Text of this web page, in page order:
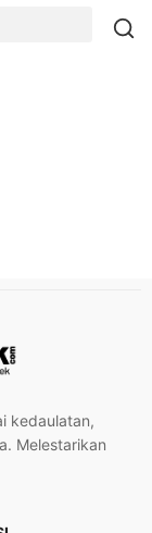
kedaulatan,
Melestarikan